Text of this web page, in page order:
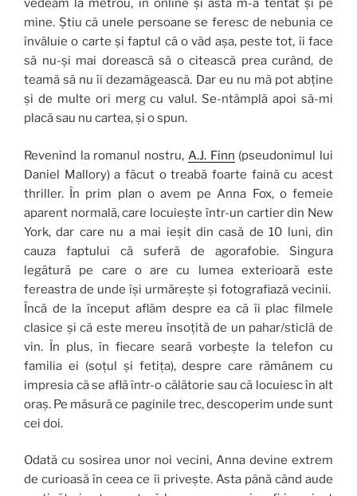
vedeam la metrou, în online și asta m-a tentat și pe
mine. Știu că unele persoane se feresc de nebunia ce
învăluie o carte și faptul că o văd așa, peste tot, îi face
să nu-și mai dorească să o citească prea curând, de
teamă să nu îi dezamăgească. Dar eu nu mă pot abține
și de multe ori merg cu valul. Se-ntâmplă apoi să-mi
placă sau nu cartea, și o spun.
Revenind la romanul nostru, A.J. Finn (pseudonimul lui
Daniel Mallory) a făcut o treabă foarte faină cu acest
thriller. În prim plan o avem pe Anna Fox, o femeie
aparent normală, care locuiește într-un cartier din New
York, dar care nu a mai ieșit din casă de 10 luni, din
cauza faptului că suferă de agorafobie. Singura
legătură pe care o are cu lumea exterioară este
fereastra de unde își urmărește și fotografiază vecinii.
Încă de la început aflăm despre ea că îi plac filmele
clasice și că este mereu însoțită de un pahar/sticlă de
vin. În plus, în fiecare seară vorbește la telefon cu
familia ei (soțul și fetița), despre care rămânem cu
impresia că se află într-o călătorie sau că locuiesc în alt
oraș. Pe măsură ce paginile trec, descoperim unde sunt
cei doi.
Odată cu sosirea unor noi vecini, Anna devine extrem
de curioasă în ceea ce îi privește. Asta până când aude